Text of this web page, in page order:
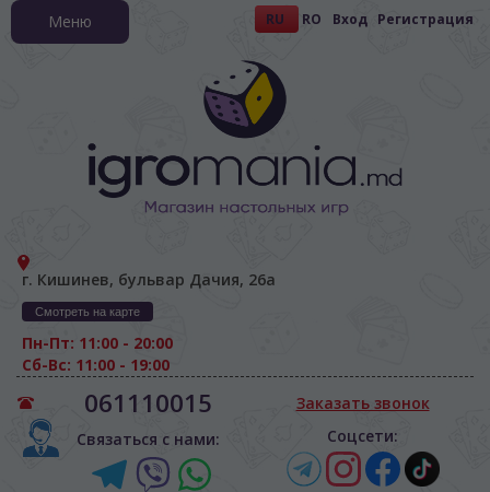
RU RO Вход Регистрация
г. Кишинев, бульвар Дачия, 26а
Смотреть на карте
Пн-Пт: 11:00 - 20:00
Сб-Вс: 11:00 - 19:00
061110015
Связаться с нами:
Заказать звонок
Соцсети:
Меню